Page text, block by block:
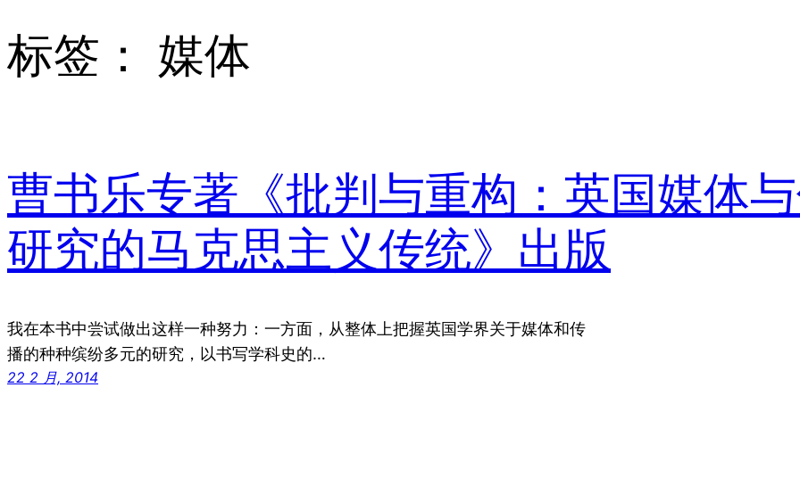
标签： 媒体
曹书乐专著《批判与重构：英国媒体
研究的马克思主义传统》出版
我在本书中尝试做出这样一种努力：一方面，从整体上把握英国学界关于媒体和传
播的种种缤纷多元的研究，以书写学科史的…
22 2 月, 2014